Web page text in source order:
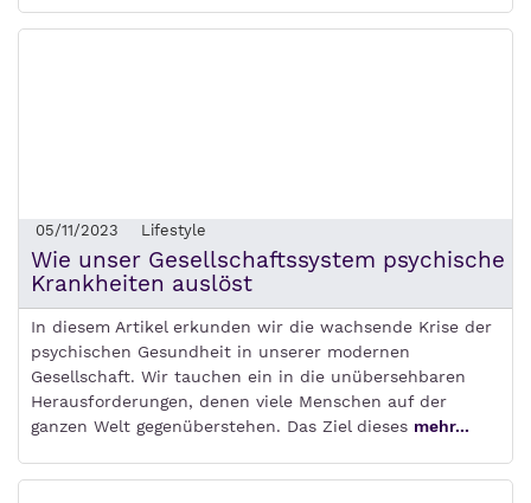
05/11/2023 Lifestyle
Wie unser Gesellschaftssystem psychische
Krankheiten auslöst
In diesem Artikel erkunden wir die wachsende Krise der
psychischen Gesundheit in unserer modernen
Gesellschaft. Wir tauchen ein in die unübersehbaren
Herausforderungen, denen viele Menschen auf der
ganzen Welt gegenüberstehen. Das Ziel dieses mehr...